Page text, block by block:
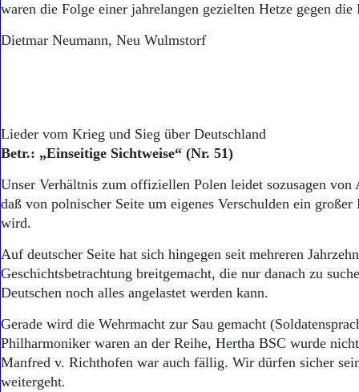
Kontakt
Impressum
waren die Folge einer jahrelangen gezielten Hetze gegen
Dietmar Neumann, Neu Wulmstorf
Lieder vom Krieg und Sieg über Deutschland
Betr.: „Einseitige Sichtweise“ (Nr. 51)
Unser Verhältnis zum offiziellen Polen leidet sozusagen von
daß von polnischer Seite um eigenes Verschulden ein großer
wird.
Auf deutscher Seite hat sich hingegen seit mehreren
Geschichtsbetrachtung breitgemacht, die nur danach zu
Deutschen noch alles angelastet werden kann.
Gerade wird die Wehrmacht zur Sau gemacht
Philharmoniker waren an der Reihe, Hertha BSC wurde
Manfred v. Richthofen war auch fällig. Wir dürfen sicher
weitergeht.